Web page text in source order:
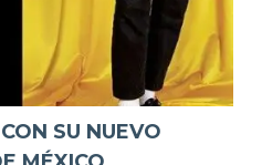
SU NUEVO